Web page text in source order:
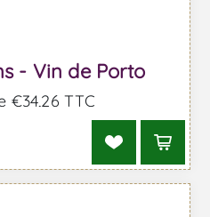
- Vin de Porto
€34,26 TTC